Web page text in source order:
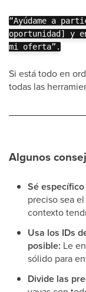
“Ayúdame a
oportunidad] y
mi oferta”.
Si está todo en
todas las
Algunos
Sé
preciso sea
contexto
Usa los IDs
posible: Le
sólido para
Divide las